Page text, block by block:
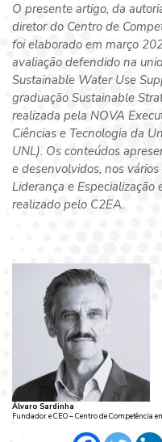
O presente artigo, da
diretor do Centro de
foi elaborado em março
avaliação defendido na
Sustainable Water Use
graduação Sustainable
realizada pela NOVA
Ciências e Tecnologia da
UNL). Os conteúdos
e desenvolvidos, nos
Liderança e Especialização
realizado pelo C2EA.
Álvaro Sardinha
Fundador e CEO – Centro de Competência